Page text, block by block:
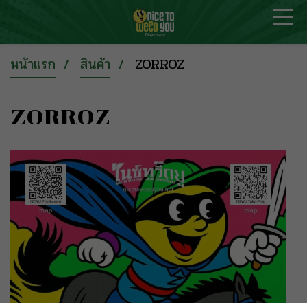
หน้าแรก สินค้า ZORROZ
ZORROZ